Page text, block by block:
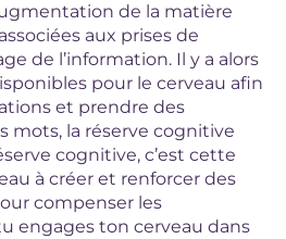
de la matière
aux prises de
de l’information. Il y a alors
pour le cerveau afin
et prendre des
mots, la réserve cognitive
cognitive, c’est cette
à créer et renforcer des
compenser les
engages ton cerveau dans